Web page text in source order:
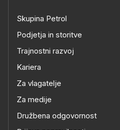
Skupina Petrol
Podjetja in storitve
Trajnostni razvoj
Kariera
Za vlagatelje
Za medije
Družbena odgovornost